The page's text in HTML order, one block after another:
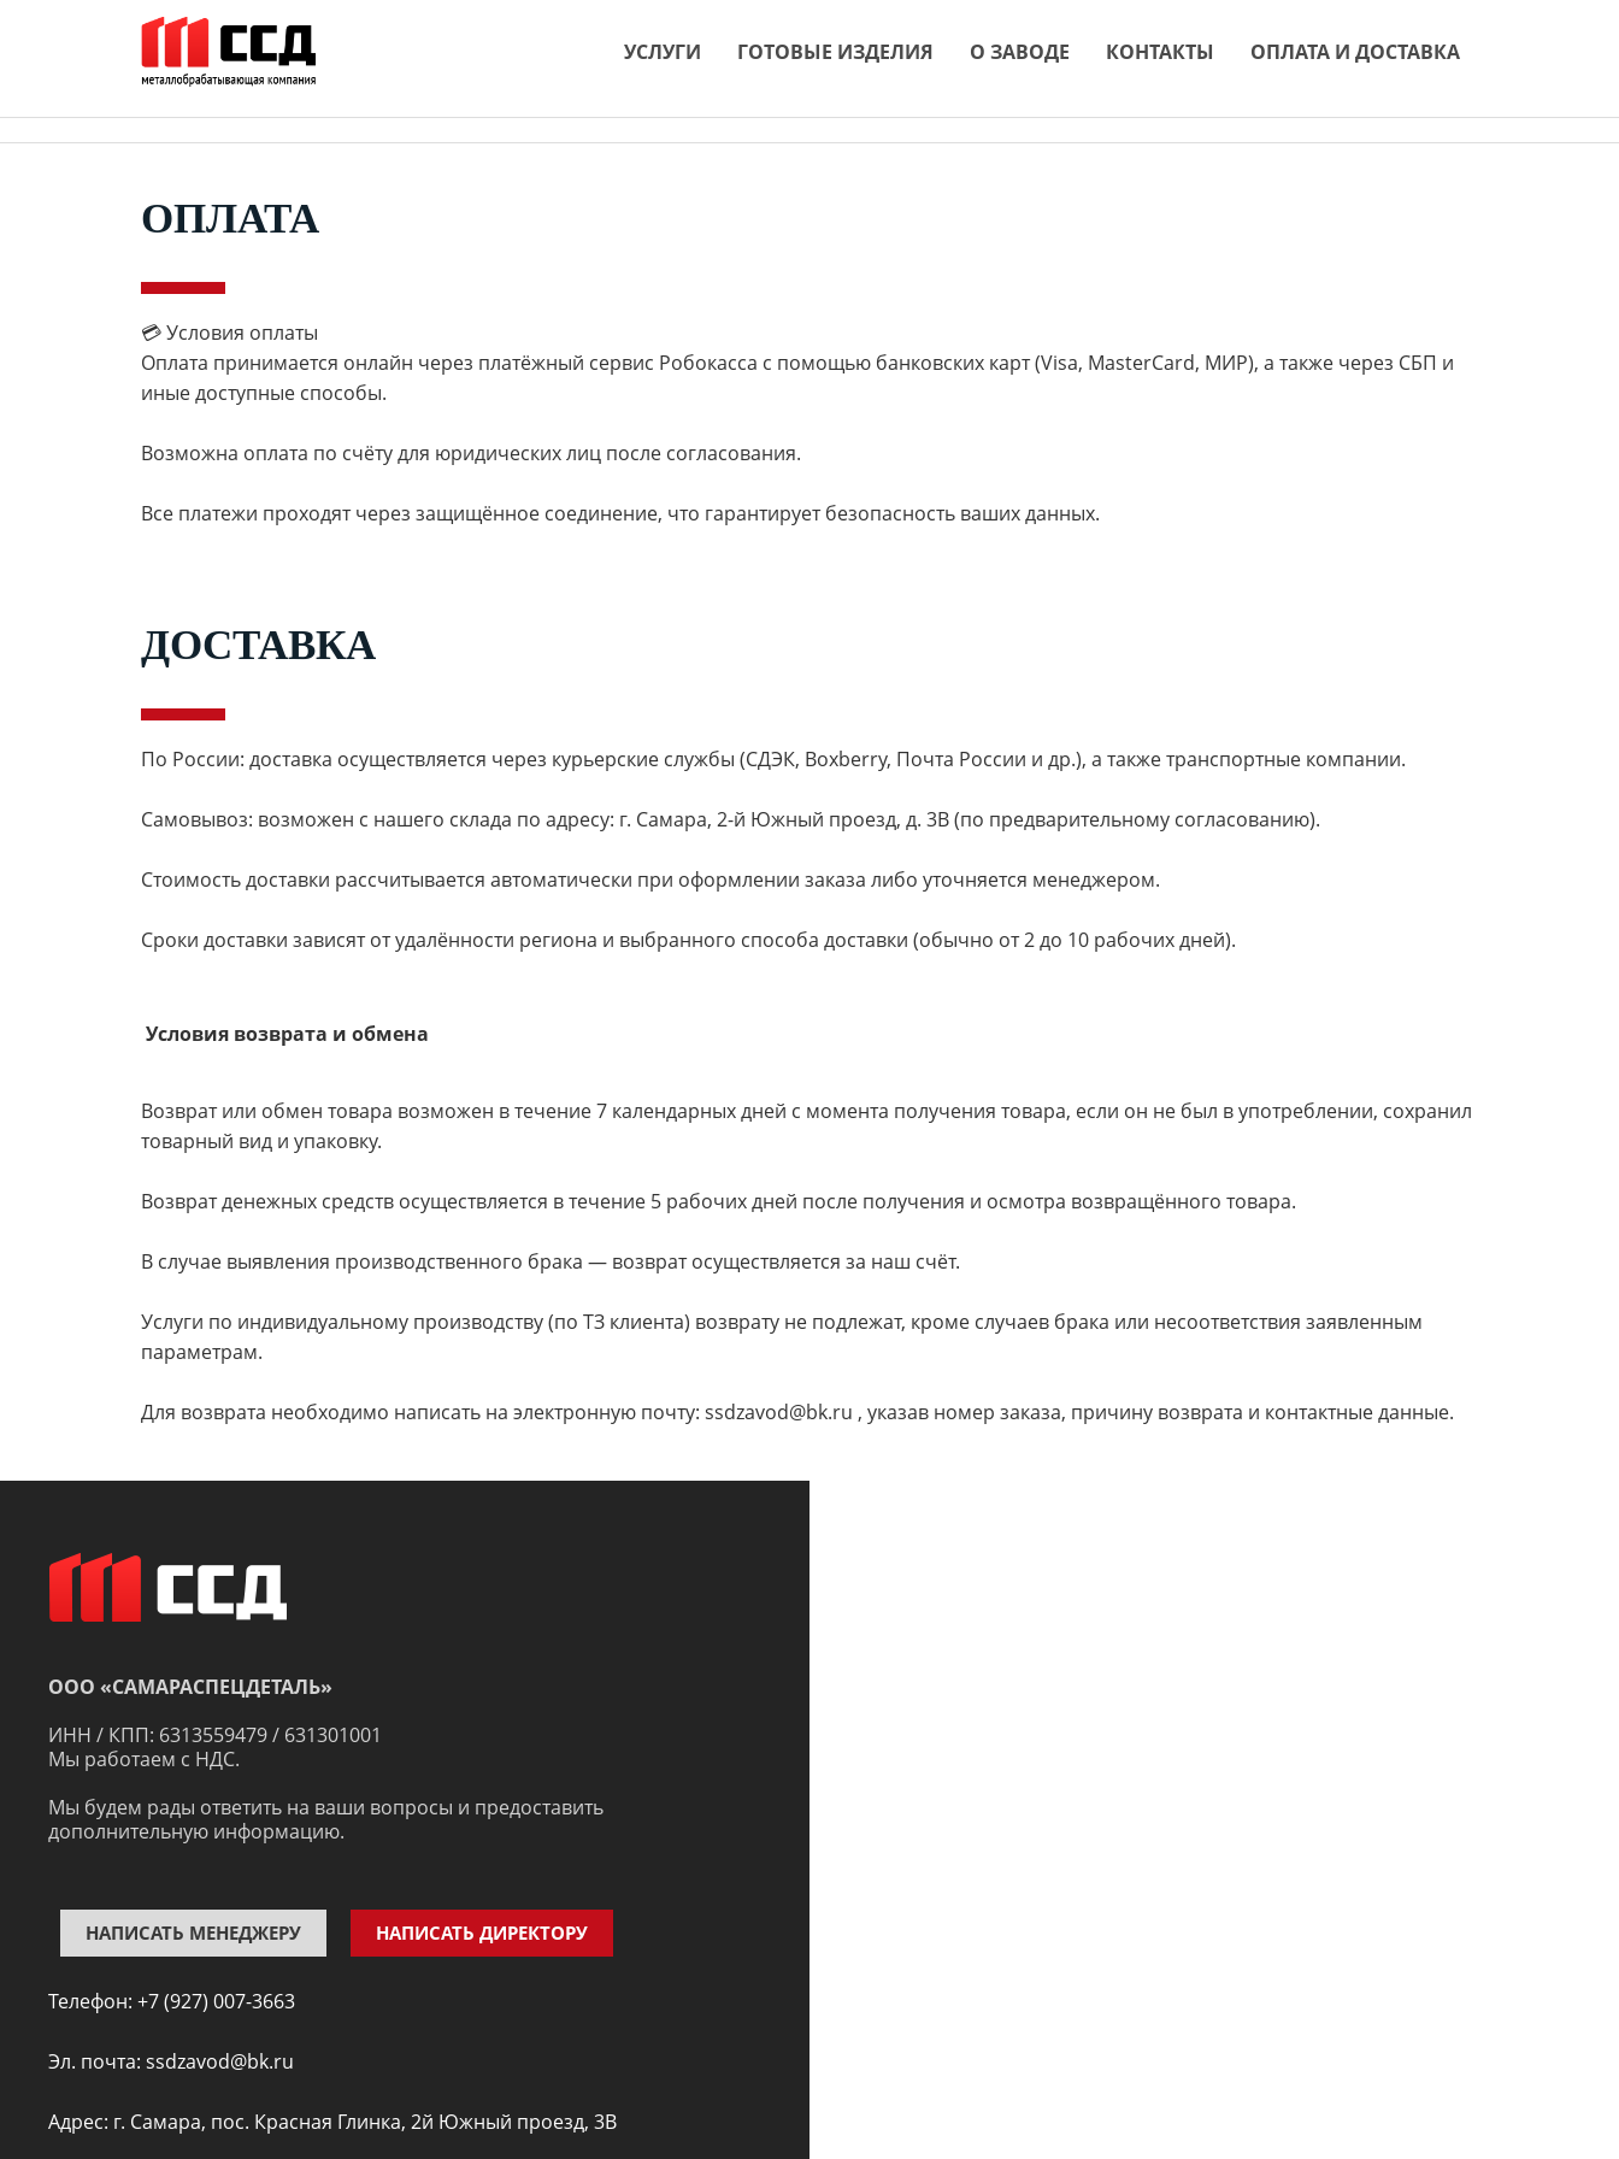
УСЛУГИ ГОТОВЫЕ ИЗДЕЛИЯ О ЗАВОДЕ КОНТАКТЫ ОПЛАТА И ДОСТАВКА
ОПЛАТА
💳 Условия оплаты
Оплата принимается онлайн через платёжный сервис Робокасса с помощью банковских карт (Visa, MasterCard, МИР), а также через СБП и
иные доступные способы.
Возможна оплата по счёту для юридических лиц после согласования.
Все платежи проходят через защищённое соединение, что гарантирует безопасность ваших данных.
ДОСТАВКА
По России: доставка осуществляется через курьерские службы (СДЭК, Boxberry, Почта России и др.), а также транспортные компании.
Самовывоз: возможен с нашего склада по адресу: г. Самара, 2-й Южный проезд, д. 3В (по предварительному согласованию).
Стоимость доставки рассчитывается автоматически при оформлении заказа либо уточняется менеджером.
Сроки доставки зависят от удалённости региона и выбранного способа доставки (обычно от 2 до 10 рабочих дней).
Условия возврата и обмена
Возврат или обмен товара возможен в течение 7 календарных дней с момента получения товара, если он не был в употреблении, сохранил
товарный вид и упаковку.
Возврат денежных средств осуществляется в течение 5 рабочих дней после получения и осмотра возвращённого товара.
В случае выявления производственного брака — возврат осуществляется за наш счёт.
Услуги по индивидуальному производству (по ТЗ клиента) возврату не подлежат, кроме случаев брака или несоответствия заявленным
параметрам.
Для возврата необходимо написать на электронную почту: ssdzavod@bk.ru , указав номер заказа, причину возврата и контактные данные.
ООО «САМАРАСПЕЦДЕТАЛЬ»
ИНН / КПП: 6313559479 / 631301001
Мы работаем с НДС.
Мы будем рады ответить на ваши вопросы и предоставить
дополнительную информацию.
НАПИСАТЬ МЕНЕДЖЕРУ НАПИСАТЬ ДИРЕКТОРУ
Телефон: +7 (927) 007-3663
Эл. почта: ssdzavod@bk.ru
Адрес: г. Самара, пос. Красная Глинка, 2й Южный проезд, 3В